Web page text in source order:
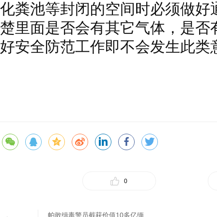
化粪池等封闭的空间时必须做好
楚里面是否会有其它气体，是
好安全防范工作即不会发生此类
0
帕敢缉毒警员截获价值10多亿缅